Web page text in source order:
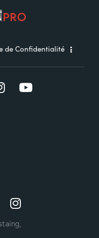
de Confidentialité